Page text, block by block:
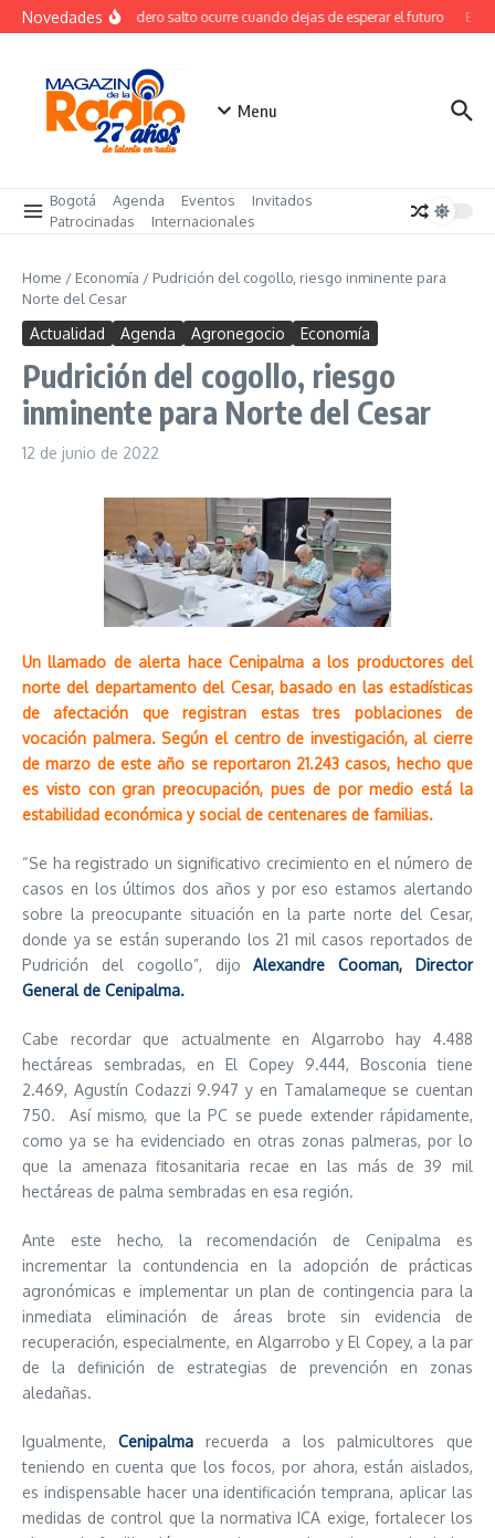
Saltar al contenido
NovedadesEl verdadero salto ocurre cuando dejas de esperar el futuro El
Menu
Bogotá Agenda Eventos
Invitados
Patrocinadas
Internacionales
Home / Economía / Pudrición del cogollo, riesgo inminente para
Norte del Cesar
Actualidad Agenda Agronegocio Economía
Pudrición del cogollo, riesgo
inminente para Norte del Cesar
12 de junio de 2022
Un llamado de alerta hace Cenipalma a los productores del
norte del departamento del Cesar, basado en las estadísticas
de afectación que registran estas tres poblaciones de
vocación palmera. Según el centro de investigación, al cierre
de marzo de este año se reportaron 21.243 casos, hecho que
es visto con gran preocupación, pues de por medio está la
estabilidad económica y social de centenares de familias.
“Se ha registrado un significativo crecimiento en el número de
casos en los últimos dos años y por eso estamos alertando
sobre la preocupante situación en la parte norte del Cesar,
donde ya se están superando los 21 mil casos reportados de
Pudrición del cogollo”, dijo Alexandre Cooman, Director
General de Cenipalma.
Cabe recordar que actualmente en Algarrobo hay 4.488
hectáreas sembradas, en El Copey 9.444, Bosconia tiene
2.469, Agustín Codazzi 9.947 y en Tamalameque se cuentan
750. Así mismo, que la PC se puede extender rápidamente,
como ya se ha evidenciado en otras zonas palmeras, por lo
que la amenaza fitosanitaria recae en las más de 39 mil
hectáreas de palma sembradas en esa región.
Ante este hecho, la recomendación de Cenipalma es
incrementar la contundencia en la adopción de prácticas
agronómicas e implementar un plan de contingencia para la
inmediata eliminación de áreas brote sin evidencia de
recuperación, especialmente, en Algarrobo y El Copey, a la par
de la definición de estrategias de prevención en zonas
aledañas.
Igualmente,Cenipalma recuerda a los palmicultores que
teniendo en cuenta que los focos, por ahora, están aislados,
es indispensable hacer una identificación temprana, aplicar las
medidas de control que la normativa ICA exige, fortalecer los